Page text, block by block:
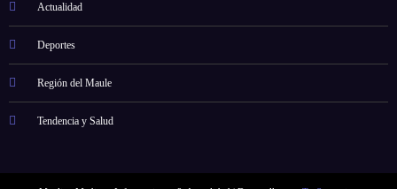
Actualidad
Deportes
Región del Maule
Tendencia y Salud